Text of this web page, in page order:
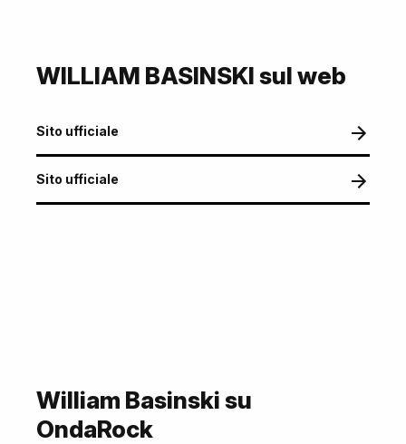
WILLIAM BASINSKI sul web
Sito ufficiale
Sito ufficiale
William Basinski su
OndaRock